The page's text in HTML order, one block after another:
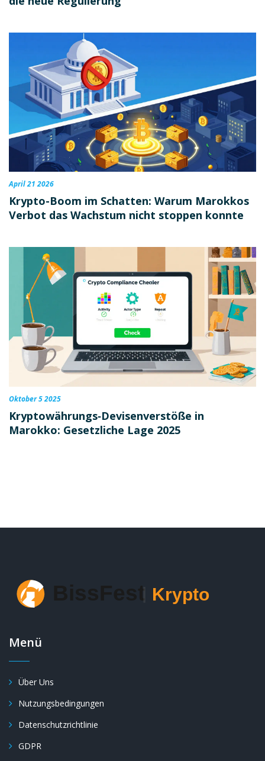
April 21 2026
Krypto-Boom im Schatten: Warum Marokkos
Verbot das Wachstum nicht stoppen konnte
Oktober 5 2025
Kryptowährungs‑Devisenverstöße in
Marokko: Gesetzliche Lage 2025
Menü
Über Uns
Nutzungsbedingungen
Datenschutzrichtlinie
GDPR